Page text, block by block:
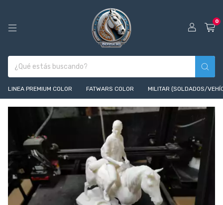
0
LINEA PREMIUM COLOR FATWARS COLOR MILITAR (SOLDADOS/
/10